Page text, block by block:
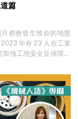
篇
都會發生致命的地盤
年有 23 人在工業
強工地安全並保障工